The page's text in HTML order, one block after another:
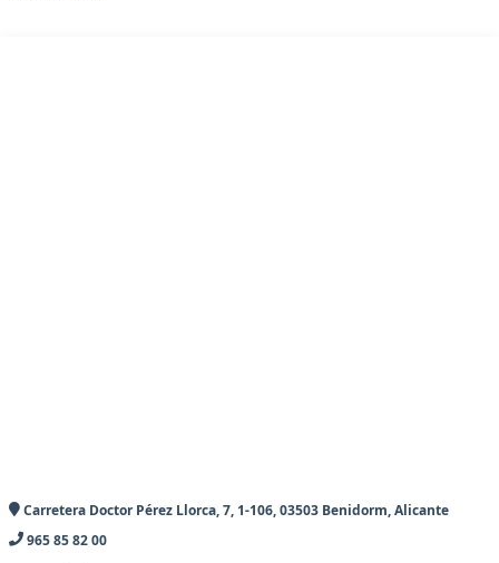
Carretera Doctor Pérez Llorca, 7, 1-106, 03503 Benidorm, Alicante
965 85 82 00